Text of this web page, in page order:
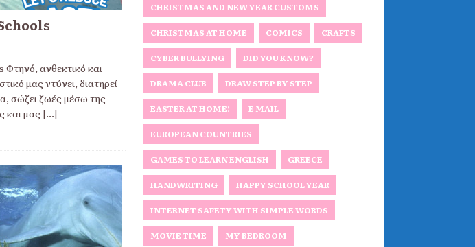
ανθεκτικό και
μας ντύνει, διατηρεί
σώζει ζωές μέσω της
και μας [...]
CHRISTMAS AND NEW YEAR CUSTOMS
CHRISTMAS AT HOME COMICS CRAFTS
CYBER BULLYING DID YOU KNOW?
DRAMA CLUB DRAW STEP BY STEP
EASTER AT HOME! E MAIL
EUROPEAN COUNTRIES
GAMES TO LEARN ENGLISH GREECE
HANDWRITING HAPPY SCHOOL YEAR
INTERNET SAFETY WITH SIMPLE WORDS
MOVIE TIME MY BEDROOM